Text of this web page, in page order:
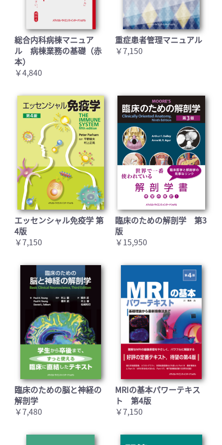
総合内科病棟マニュア
ル 病棟業務の基礎（赤
本）
￥4,840
重症患者管理マニュアル
￥7,150
エッセンシャル免疫学 第
4版
￥7,150
臨床のための解剖学 第3
版
￥15,950
臨床のための脳と神経の
解剖学
￥7,480
MRIの基本パワーテキス
ト 第4版
￥7,150